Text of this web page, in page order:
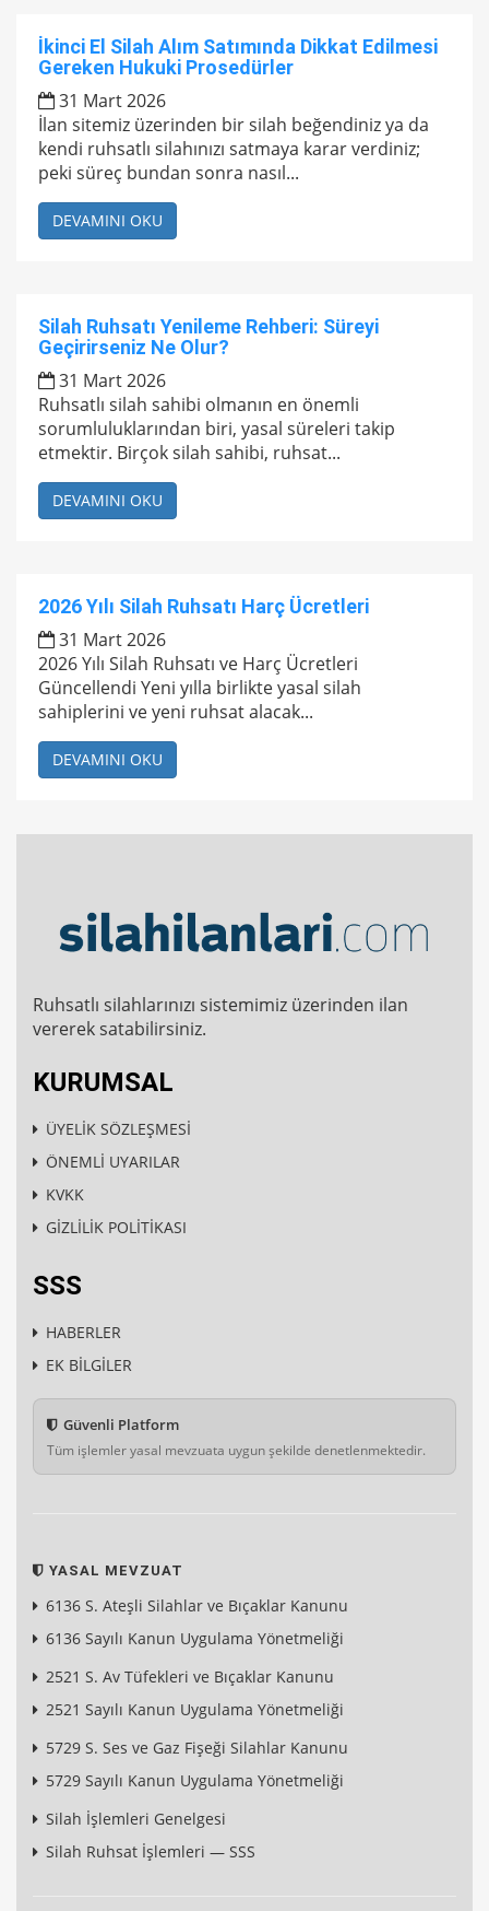
İkinci El Silah Alım Satımında Dikkat Edilmesi
Gereken Hukuki Prosedürler
31 Mart 2026
İlan sitemiz üzerinden bir silah beğendiniz ya da
kendi ruhsatlı silahınızı satmaya karar verdiniz;
peki süreç bundan sonra nasıl...
DEVAMINI OKU
Silah Ruhsatı Yenileme Rehberi: Süreyi
Geçirirseniz Ne Olur?
31 Mart 2026
Ruhsatlı silah sahibi olmanın en önemli
sorumluluklarından biri, yasal süreleri takip
etmektir. Birçok silah sahibi, ruhsat...
DEVAMINI OKU
2026 Yılı Silah Ruhsatı Harç Ücretleri
31 Mart 2026
2026 Yılı Silah Ruhsatı ve Harç Ücretleri
Güncellendi Yeni yılla birlikte yasal silah
sahiplerini ve yeni ruhsat alacak...
DEVAMINI OKU
Ruhsatlı silahlarınızı sistemimiz üzerinden ilan
vererek satabilirsiniz.
KURUMSAL
ÜYELİK SÖZLEŞMESİ
ÖNEMLİ UYARILAR
KVKK
GİZLİLİK POLİTİKASI
SSS
HABERLER
EK BİLGİLER
Güvenli Platform
Tüm işlemler yasal mevzuata uygun şekilde denetlenmektedir.
YASAL MEVZUAT
6136 S. Ateşli Silahlar ve Bıçaklar Kanunu
6136 Sayılı Kanun Uygulama Yönetmeliği
2521 S. Av Tüfekleri ve Bıçaklar Kanunu
2521 Sayılı Kanun Uygulama Yönetmeliği
5729 S. Ses ve Gaz Fişeği Silahlar Kanunu
5729 Sayılı Kanun Uygulama Yönetmeliği
Silah İşlemleri Genelgesi
Silah Ruhsat İşlemleri — SSS